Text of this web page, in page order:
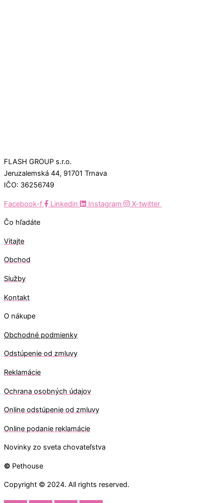
FLASH GROUP s.r.o.
Jeruzalemská 44, 91701 Trnava
IČO: 36256749
Facebook-f Linkedin Instagram X-twitter
Čo hľadáte
Vitajte
Obchod
Služby
Kontakt
O nákupe
Obchodné podmienky
Odstúpenie od zmluvy
Reklamácie
Ochrana osobných údajov
Online odstúpenie od zmluvy
Online podanie reklamácie
Novinky zo sveta chovateľstva
© Pethouse
Copyright © 2024. All rights reserved.